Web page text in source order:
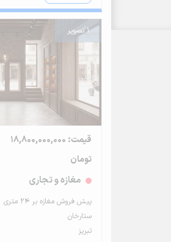
1 تصویر
قیمت: 18,800,000,000
تومان
مغازه و تجاری
پیش فروش مغازه بر ۲۴ متری
ستارخان
تبریز